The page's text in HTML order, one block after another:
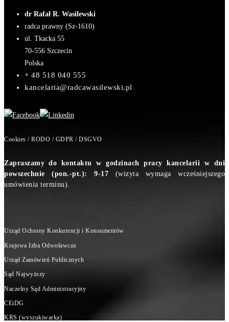
dr Rafał R. Wasilewski
radca prawny (Sz-1610)
ul. Tkacka 55
70-556 Szczecin
Polska
+ 48 518 040 555
kancelaria@radcawasilewski.pl
Cookies / RODO / GDPR / DSGVO
Zapraszamy do kontaktu w godzinach pracy kancelarii w dni
powszechnie (pon.-pt.): 9-17 (wizyta wymaga wcześniejszego
umówienia terminu).
Urząd Ochrony Konkurencji i Konsumentów
Krajowa Izba Odwoławcza
Urząd Zamówień Publicznych
Sąd Najwyższy
Naczelny Sąd Administracyjny
CEiDG
KRS (wyszukiwarka)